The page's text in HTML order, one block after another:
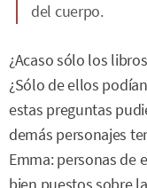
del cuerpo.
¿Acaso sólo los
¿Sólo de ellos
estas preguntas
demás personajes
Emma: personas de